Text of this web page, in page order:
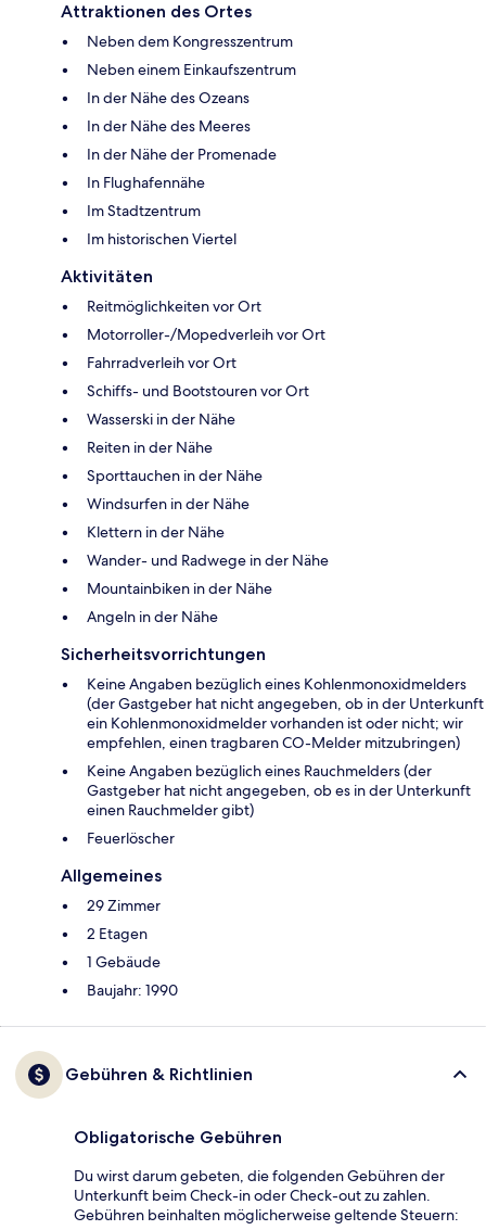
Attraktionen des Ortes
Neben dem Kongresszentrum
Neben einem Einkaufszentrum
In der Nähe des Ozeans
In der Nähe des Meeres
In der Nähe der Promenade
In Flughafennähe
Im Stadtzentrum
Im historischen Viertel
Aktivitäten
Reitmöglichkeiten vor Ort
Motorroller-/Mopedverleih vor Ort
Fahrradverleih vor Ort
Schiffs- und Bootstouren vor Ort
Wasserski in der Nähe
Reiten in der Nähe
Sporttauchen in der Nähe
Windsurfen in der Nähe
Klettern in der Nähe
Wander- und Radwege in der Nähe
Mountainbiken in der Nähe
Angeln in der Nähe
Sicherheitsvorrichtungen
Keine Angaben bezüglich eines Kohlenmonoxidmelders
(der Gastgeber hat nicht angegeben, ob in der Unterkunft
ein Kohlenmonoxidmelder vorhanden ist oder nicht; wir
empfehlen, einen tragbaren CO-Melder mitzubringen)
Keine Angaben bezüglich eines Rauchmelders (der
Gastgeber hat nicht angegeben, ob es in der Unterkunft
einen Rauchmelder gibt)
Feuerlöscher
Allgemeines
29 Zimmer
2 Etagen
1 Gebäude
Baujahr: 1990
Gebühren & Richtlinien
Obligatorische Gebühren
Du wirst darum gebeten, die folgenden Gebühren der
Unterkunft beim Check-in oder Check-out zu zahlen.
Gebühren beinhalten möglicherweise geltende Steuern: